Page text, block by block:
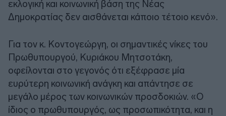
εκλογική και κοινωνική βάση της Νέας
Δημοκρατίας δεν αισθάνεται κάποιο τέτοιο κενό».
Για τον κ. Κοντογεώργη, οι σημαντικές νίκες του
Πρωθυπουργού, Κυριάκου Μητσοτάκη,
οφείλονται στο γεγονός ότι εξέφρασε μία
ευρύτερη κοινωνική ανάγκη και απάντησε σε
μεγάλο μέρος των κοινωνικών προσδοκιών. «Ο
ίδιος ο πρωθυπουργός, ως προσωπικότητα, και η